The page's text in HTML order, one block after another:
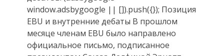
window.adsbygoogle || []).push({}); Позиция
EBU и внутренние дебаты В прошлом
месяце членам EBU было направлено
официальное письмо, подписанное